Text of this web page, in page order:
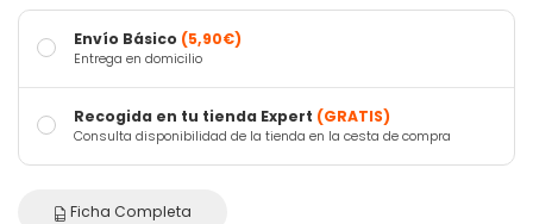
Envío Básico (5,90€)
Entrega en domicilio
Recogida en tu tienda Expert (GRATIS)
Consulta disponibilidad de la tienda en la cesta de compra
Ficha Completa